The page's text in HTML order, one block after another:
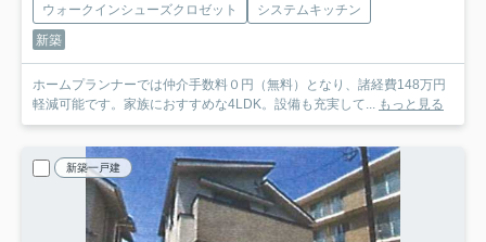
ウォークインシューズクロゼット
システムキッチン
新築
ホームプランナーでは仲介手数料０円（無料）となり、諸経費148万円
軽減可能です。家族におすすめな4LDK。設備も充実して... もっと見る
新築一戸建